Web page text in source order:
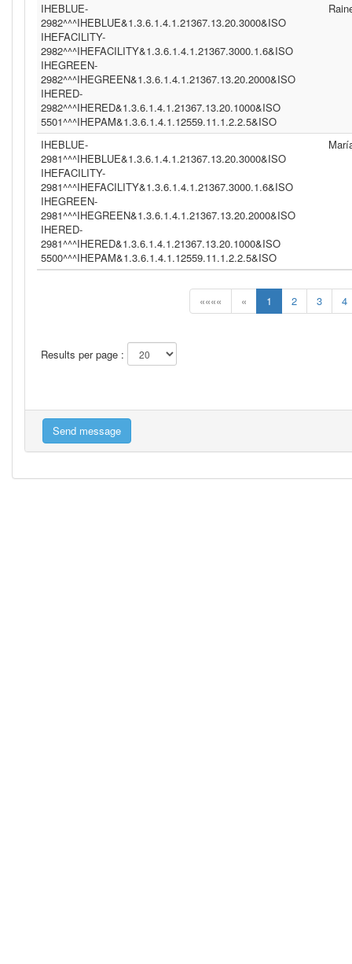
«««« « 1 2 3 4
Results per page :
IHEBLUE-
2982^^^IHEBLUE&1.3.6.1.4.1.21367.13.20.3000&ISO
IHEFACILITY-
2982^^^IHEFACILITY&1.3.6.1.4.1.21367.3000.1.6&ISO
IHEGREEN-
2982^^^IHEGREEN&1.3.6.1.4.1.21367.13.20.2000&ISO
IHERED-
2982^^^IHERED&1.3.6.1.4.1.21367.13.20.1000&ISO
5501^^^IHEPAM&1.3.6.1.4.1.12559.11.1.2.2.5&ISO
IHEBLUE-
2981^^^IHEBLUE&1.3.6.1.4.1.21367.13.20.3000&ISO
IHEFACILITY-
2981^^^IHEFACILITY&1.3.6.1.4.1.21367.3000.1.6&ISO
IHEGREEN-
2981^^^IHEGREEN&1.3.6.1.4.1.21367.13.20.2000&ISO
IHERED-
2981^^^IHERED&1.3.6.1.4.1.21367.13.20.1000&ISO
5500^^^IHEPAM&1.3.6.1.4.1.12559.11.1.2.2.5&ISO